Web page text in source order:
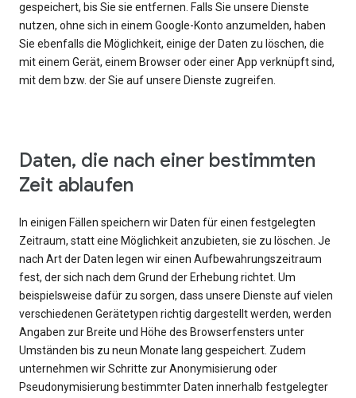
gespeichert, bis Sie sie entfernen. Falls Sie unsere Dienste
nutzen, ohne sich in einem Google-Konto anzumelden, haben
Sie ebenfalls die Möglichkeit, einige der Daten zu löschen, die
mit einem Gerät, einem Browser oder einer App verknüpft sind,
mit dem bzw. der Sie auf unsere Dienste zugreifen.
Daten, die nach einer bestimmten
Zeit ablaufen
In einigen Fällen speichern wir Daten für einen festgelegten
Zeitraum, statt eine Möglichkeit anzubieten, sie zu löschen. Je
nach Art der Daten legen wir einen Aufbewahrungszeitraum
fest, der sich nach dem Grund der Erhebung richtet. Um
beispielsweise dafür zu sorgen, dass unsere Dienste auf vielen
verschiedenen Gerätetypen richtig dargestellt werden, werden
Angaben zur Breite und Höhe des Browserfensters unter
Umständen bis zu neun Monate lang gespeichert. Zudem
unternehmen wir Schritte zur Anonymisierung oder
Pseudonymisierung bestimmter Daten innerhalb festgelegter